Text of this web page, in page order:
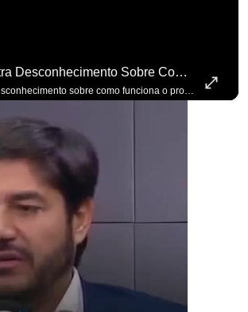
Zema Demonstra Desconhecimento Sobre Como Funciona O Processo De Mudança Das Leis. #OAntagonista
Zema demonstra desconhecimento sobre como funciona o processo de mudança das leis. #OAntagonista Se você busca informação com credibilidade, inscreva-se agora e ative o